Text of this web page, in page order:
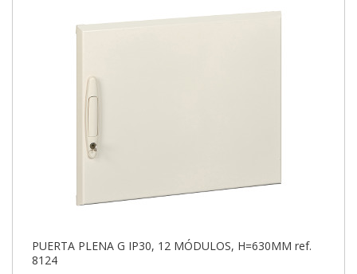
PUERTA PLENA G IP30, 12 MÓDULOS, H=630MM ref.
8124